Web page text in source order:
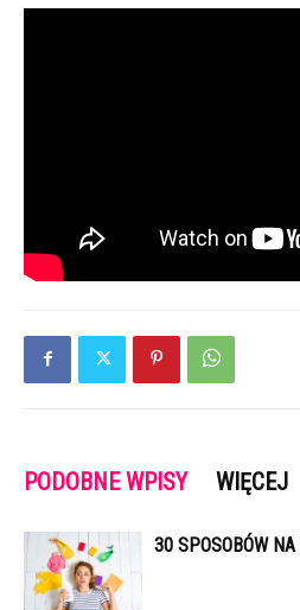
PODOBNE WPISY WIĘCEJ
30 SPOSOBÓW